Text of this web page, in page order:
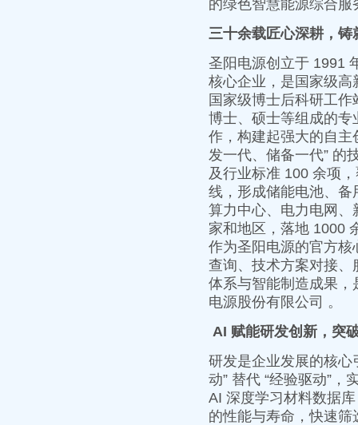
的绿色智慧能源综合
三十余载匠心深耕，
圣阳电源创立于 1991
核心企业，是国家级
国家级博士后科研工
博士、硕士等组成的
作，构建起强大的自主
发一代、储备一代” 的
及行业标准 100 余项
线，形成储能电池、
算力中心、电力电网
家和地区，落地 1000
作为圣阳电源的官方核
查询、技术方案对接
体系与智能制造成果
电源股份有限公司 。
AI 赋能研发创新，突
研发是企业发展的核心
动” 替代 “经验驱动”
AI 深度学习材料数据
的性能与寿命，快速